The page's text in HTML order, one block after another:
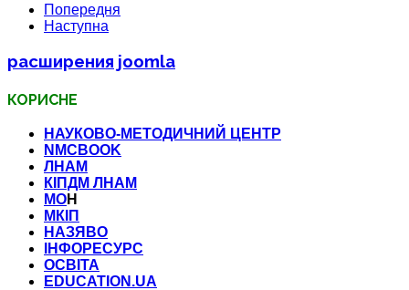
Попередня
Наступна
расширения joomla
КОРИСНЕ
НАУКОВО-МЕТОДИЧНИЙ ЦЕНТР
NMCBOOK
ЛНАМ
КІПДМ ЛНАМ
МОН
МКІП
НАЗЯВО
ІНФОРЕСУРС
ОСВІТА
EDUCATION.UA